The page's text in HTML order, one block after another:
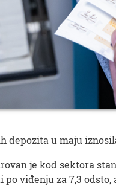
depozita u maju
je kod sektora
po viđenju za 7,3